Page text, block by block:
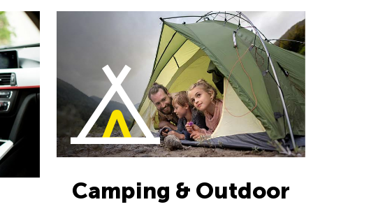
Camping & Outdoor